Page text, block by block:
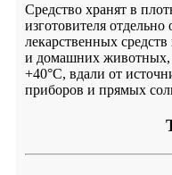
Средство хранят в
изготовителя
лекарственных
и домашних животных,
+40°С, вдали от
приборов и прямых